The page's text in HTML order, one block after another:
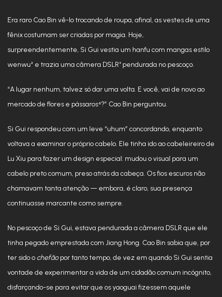
Era raro Cao Bin vê-lo trocando de roupa, afinal, as vestes de uma
fênix costumam ser criadas por magia. Hoje,
surpreendentemente, Si Gui vestia um hanfu com mangas estilo
wenwu² e trazia uma câmera DSLR³ pendurada no pescoço.
“A lugar nenhum, talvez só dar uma volta. E você, vai de novo ao
mercado de flores e pássaros⁴?” Cao Bin perguntou.
Si Gui respondeu com um leve “uhum” concordando, enquanto
voltava a examinar o próprio cabelo. Ele tinha ido ao cabeleireiro de
Lu Xiu para fazer um design especial: mudou o visual para um
cabelo preto comum, preso atrás da cabeça. Os fios escuros não
chamavam tanta atenção — embora, é claro, sua presença
continuasse marcante como sempre.
No pescoço de Si Gui, estava pendurada a câmera DSLR que ele
tinha pegado emprestada com Jiang Hong. Cao Bin sabia que, por
ter sido o chefãopor tanto tempo, de vez em quando Si Gui sentia
vontade de experimentar a vida de um cidadão comum incógnito,
disfarçando-se para evitar que os yaoguai fizessem aquele